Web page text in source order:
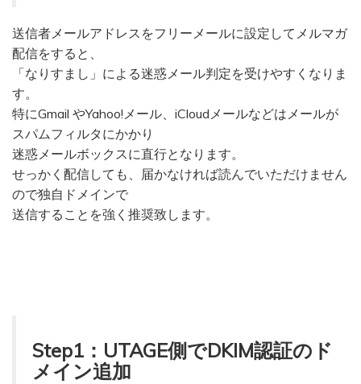
送信者メールアドレスをフリーメールに設定してメルマガ
配信をすると、
「なりすまし」による迷惑メール判定を受けやすくなりま
す。
特にGmail やYahoo!メール、iCloudメールなどはメールが
スパムフィルタにかかり
迷惑メールボックスに直行となります。
せっかく配信しても、届かなければ読んでいただけません
ので独自ドメインで
送信することを強く推奨致します。
Step1：UTAGE側でDKIM認証のド
メイン追加